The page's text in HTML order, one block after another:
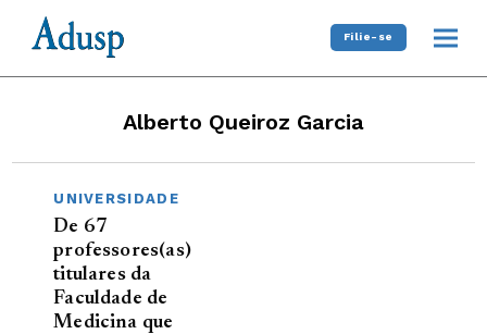
Filie-se
Alberto Queiroz Garcia
UNIVERSIDADE
De 67
professores(as)
titulares da
Faculdade de
Medicina que